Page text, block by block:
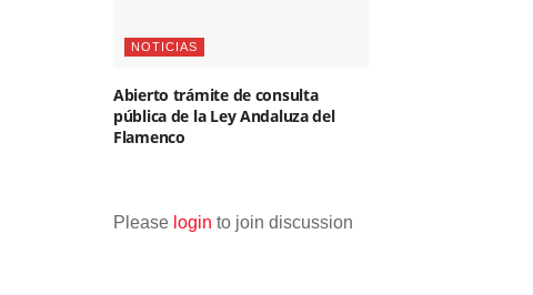
NOTICIAS
Abierto trámite de consulta
pública de la Ley Andaluza del
Flamenco
Please login to join discussion